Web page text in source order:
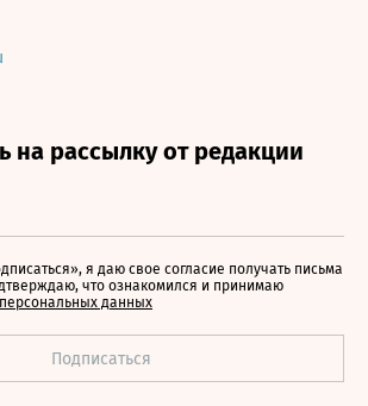
я даю свое согласие получать письма
что ознакомился и принимаю
данных